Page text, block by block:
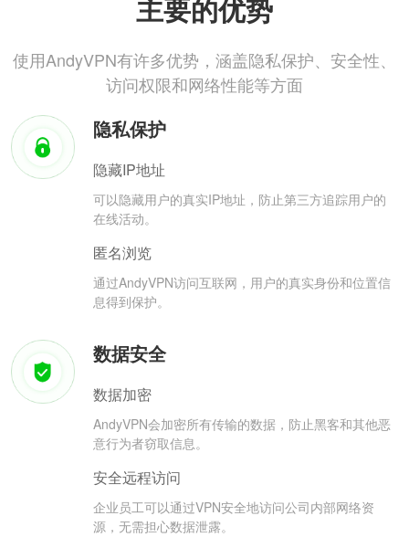
主要的优势
使用AndyVPN有许多优势，涵盖隐私保护、安全性、
访问权限和网络性能等方面
隐私保护
隐藏IP地址
可以隐藏用户的真实IP地址，防止第三方追踪用户的
在线活动。
匿名浏览
通过AndyVPN访问互联网，用户的真实身份和位置信
息得到保护。
数据安全
数据加密
AndyVPN会加密所有传输的数据，防止黑客和其他恶
意行为者窃取信息。
安全远程访问
企业员工可以通过VPN安全地访问公司内部网络资
源，无需担心数据泄露。